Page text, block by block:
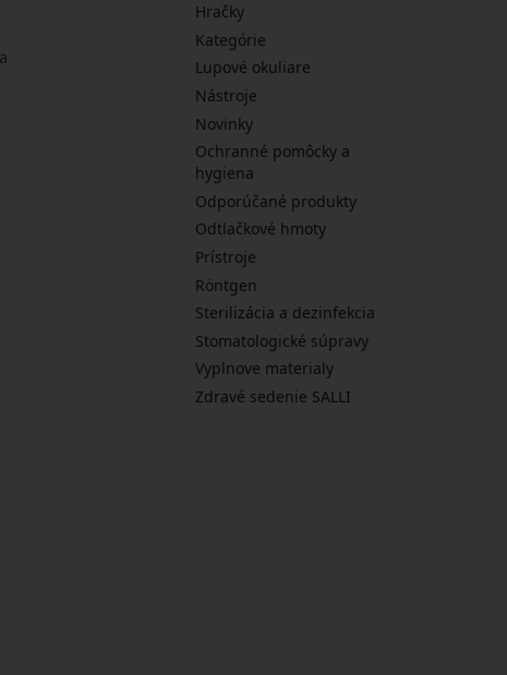
Hračky
Kategórie
Lupové okuliare
Nástroje
Novinky
Ochranné pomôcky a
hygiena
Odporúčané produkty
Odtlačkové hmoty
Prístroje
Röntgen
Sterilizácia a dezinfekcia
Stomatologické súpravy
Vyplnove materialy
Zdravé sedenie SALLI